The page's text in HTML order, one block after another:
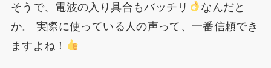
そうで、電波の入り具合もバッチリ
なんだと
か。 実際に使っている人の声って、一番信頼でき
ますよね！